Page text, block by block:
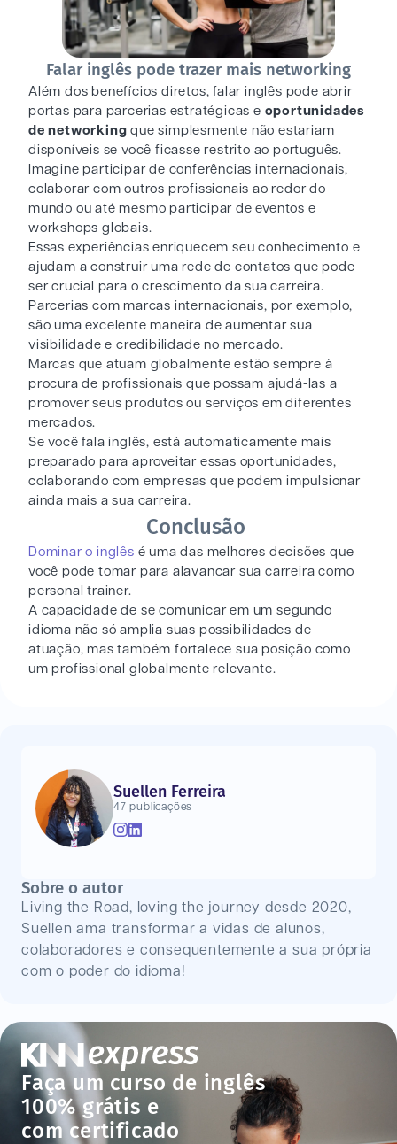
Faça um curso de inglês
100% grátis e
com certificado
Falar inglês pode trazer mais networking
Além dos benefícios diretos, falar inglês pode abrir
portas para parcerias estratégicas e oportunidades
de networking que simplesmente não estariam
disponíveis se você ficasse restrito ao português.
Imagine participar de conferências internacionais,
colaborar com outros profissionais ao redor do
mundo ou até mesmo participar de eventos e
workshops globais.
Essas experiências enriquecem seu conhecimento e
ajudam a construir uma rede de contatos que pode
ser crucial para o crescimento da sua carreira.
Parcerias com marcas internacionais, por exemplo,
são uma excelente maneira de aumentar sua
visibilidade e credibilidade no mercado.
Marcas que atuam globalmente estão sempre à
procura de profissionais que possam ajudá-las a
promover seus produtos ou serviços em diferentes
mercados.
Se você fala inglês, está automaticamente mais
preparado para aproveitar essas oportunidades,
colaborando com empresas que podem impulsionar
ainda mais a sua carreira.
Conclusão
Dominar o inglês é uma das melhores decisões que
você pode tomar para alavancar sua carreira como
personal trainer.
A capacidade de se comunicar em um segundo
idioma não só amplia suas possibilidades de
atuação, mas também fortalece sua posição como
um profissional globalmente relevante.
Suellen Ferreira
47 publicações
Sobre o autor
Living the Road, loving the journey desde 2020,
Suellen ama transformar a vidas de alunos,
colaboradores e consequentemente a sua própria
com o poder do idioma!